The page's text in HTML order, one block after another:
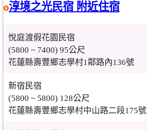
淳境之光民宿 附近住宿
悅庭渡假花園民宿
(5800 ~ 7400) 95公尺
花蓮縣壽豐鄉志學村1鄰路內136號
新宿民宿
(5800 ~ 5800) 128公尺
花蓮縣壽豐鄉志學村中山路二段175號